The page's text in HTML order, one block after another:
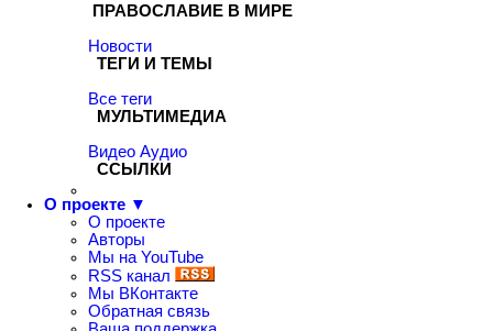
ПРАВОСЛАВИЕ В МИРЕ
Новости
ТЕГИ И ТЕМЫ
Все теги
МУЛЬТИМЕДИА
Видео Аудио
ССЫЛКИ
О проекте ▼
О проекте
Авторы
Мы на YouTube
RSS канал
Мы ВКонтакте
Обратная связь